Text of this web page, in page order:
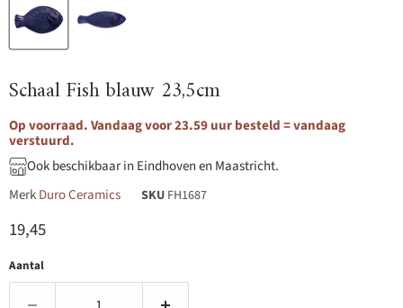
Schaal Fish blauw 23,5cm
Op voorraad. Vandaag voor 23.59 uur besteld = vandaag
verstuurd.
Ook beschikbaar in Eindhoven en Maastricht.
MerkDuro Ceramics SKU FH1687
Huidige prijs
19,45
Aantal